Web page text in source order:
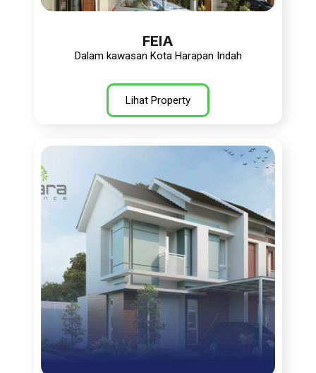
FEIA
Dalam kawasan Kota Harapan Indah
Lihat Property